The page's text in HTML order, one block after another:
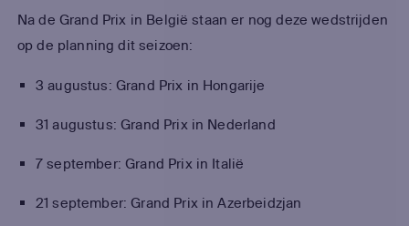
Na de Grand Prix in België staan er nog deze wedstrijden
op de planning dit seizoen:
3 augustus: Grand Prix in Hongarije
31 augustus: Grand Prix in Nederland
7 september: Grand Prix in Italië
21 september: Grand Prix in Azerbeidzjan